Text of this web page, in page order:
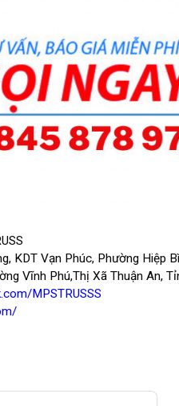
KDT Vạn Phúc, Phường Hiệp
Vĩnh Phú,Thị Xã Thuận An,
MPSTRUSSS